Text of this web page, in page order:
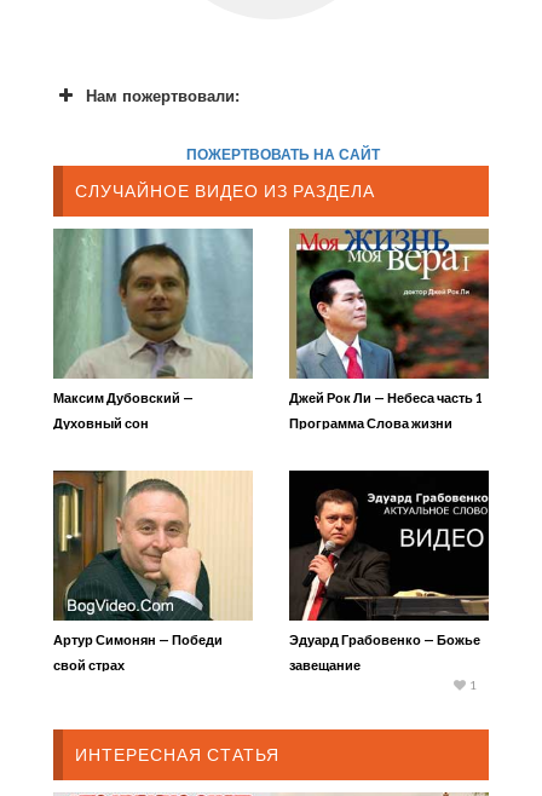
Нам пожертвовали:
ПОЖЕРТВОВАТЬ НА САЙТ
СЛУЧАЙНОЕ ВИДЕО ИЗ РАЗДЕЛА
Максим Дубовский —
Духовный сон
Джей Рок Ли — Небеса часть 1
Программа Слова жизни
Артур Симонян — Победи
свой страх
Эдуард Грабовенко — Божье
завещание
1
ИНТЕРЕСНАЯ СТАТЬЯ